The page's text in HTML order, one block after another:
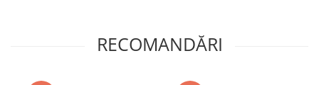
RECOMANDĂRI